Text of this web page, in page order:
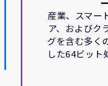
産業、スマー
ア、およびク
グを含む多く
した64ビット